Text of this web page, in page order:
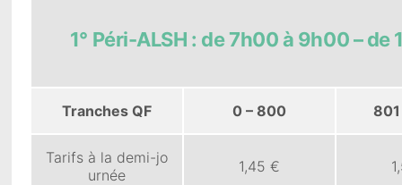
1° Péri-ALSH : de 7h00 à 9h00 –
Tranches QF 0 – 800
Tarifs à la demi-jo
urnée
1,45 €